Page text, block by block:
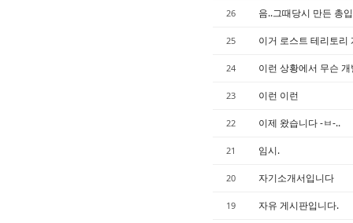
26 음..그때당시 만든 총
25 이거 로스트 테리토리
24 이런 상황에서 무슨
23 이런 이런
22 이제 왔습니다 -ㅂ-..
21 임시.
20 자기소개서입니다
19 자유 게시판입니다.